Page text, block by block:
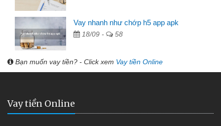
Vay nhanh như chớp h5 app apk
18/09 - 58
Bạn muốn vay tiền? - Click xem Vay tiền Online
Vay tiền Online